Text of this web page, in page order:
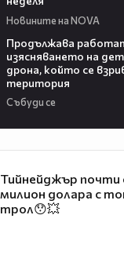
Новините на NOVA
Продължава
изясняването на
дрона, който се
територия
Събуди се
Тийнейджър почти
милион долара с
трол😯💥